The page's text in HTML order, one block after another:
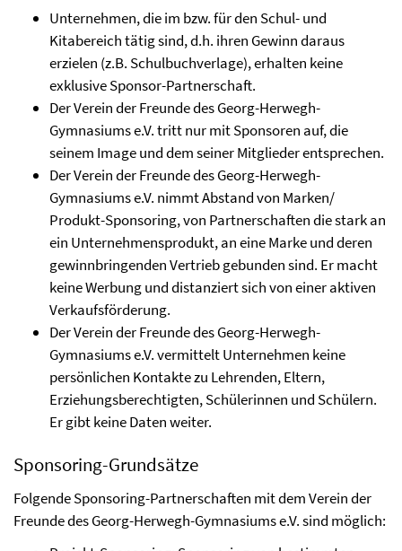
Unternehmen, die im bzw. für den Schul- und
Kitabereich tätig sind, d.h. ihren Gewinn daraus
erzielen (z.B. Schulbuchverlage), erhalten keine
exklusive Sponsor-Partnerschaft.
Der Verein der Freunde des Georg-Herwegh-
Gymnasiums e.V. tritt nur mit Sponsoren auf, die
seinem Image und dem seiner Mitglieder entsprechen.
Der Verein der Freunde des Georg-Herwegh-
Gymnasiums e.V. nimmt Abstand von Marken/
Produkt-Sponsoring, von Partnerschaften die stark an
ein Unternehmensprodukt, an eine Marke und deren
gewinnbringenden Vertrieb gebunden sind. Er macht
keine Werbung und distanziert sich von einer aktiven
Verkaufsförderung.
Der Verein der Freunde des Georg-Herwegh-
Gymnasiums e.V. vermittelt Unternehmen keine
persönlichen Kontakte zu Lehrenden, Eltern,
Erziehungsberechtigten, Schülerinnen und Schülern.
Er gibt keine Daten weiter.
Sponsoring-Grundsätze
Folgende Sponsoring-Partnerschaften mit dem Verein der
Freunde des Georg-Herwegh-Gymnasiums e.V. sind möglich: